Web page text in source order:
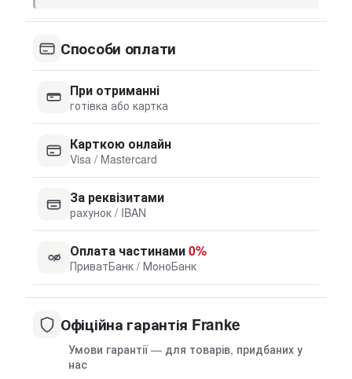
Способи оплати
При отриманні
готівка або картка
Карткою онлайн
Visa / Mastercard
За реквізитами
рахунок / IBAN
Оплата частинами0%
ПриватБанк / МоноБанк
Офіційна гарантія Franke
Умови гарантії — для товарів, придбаних у
нас